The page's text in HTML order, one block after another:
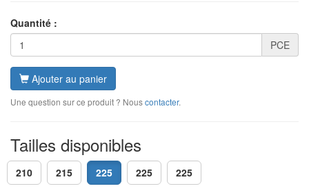
Quantité :
PCE
Ajouter au panier
Une question sur ce produit ? Nouscontacter.
Tailles disponibles
210 215 225 225 225